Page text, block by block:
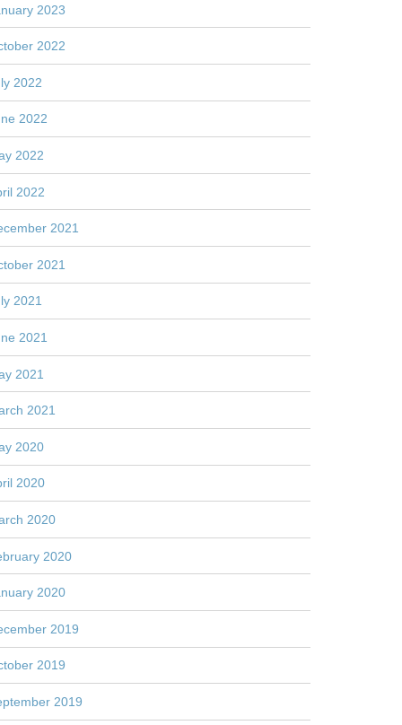
2023
2022
2022
2022
2022
2022
2021
2021
2021
2021
2021
2021
2020
2020
2020
2020
2020
2019
2019
2019